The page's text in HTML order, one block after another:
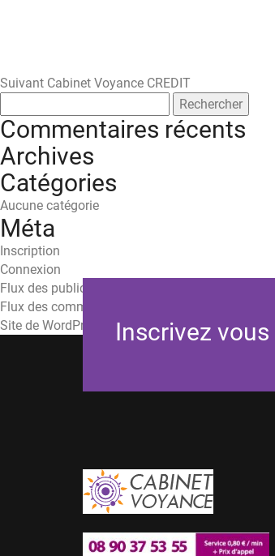
Suivant Cabinet Voyance CREDIT
Commentaires récents
Archives
Catégories
Aucune catégorie
Méta
Inscription
Connexion
Flux des publications
Flux des commentaires
Site de WordPress-FRInscrivez vous